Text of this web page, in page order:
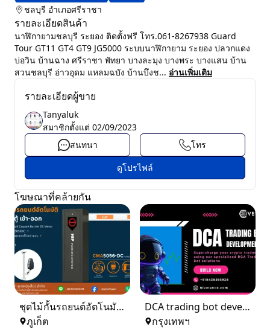
ชลบุรี อำเภอศรีราชา
รายละเอียดสินค้า
นาฬิกายามชลบุรี ระยอง ติดตั้งฟรี โทร.061-8267938 Guard
Tour GT11 GT4 GT9 JG5000 ระบบนาฬิกายาม ระยอง ปลวกแดง
บ่อวิน บ้านฉาง ศรีราชา พัทยา บางละมุง บางพระ บางแสน บ้าน
สวนชลบุรี อ่าวอุดม แหลมฉบัง บ้านบึงช... อ่านเพิ่มเติม
รายละเอียดผู้ขาย
Tanyaluk
สมาชิกตั้งแต่ 02/09/2023
สนทนา
โทร
ดูโปรไฟล์
โฆษณาที่คล้ายกัน
ชุดไม้กั้นรถยนต์อัตโนมัติ 1 ตู้ เข้า - ออก
ภูเก็ต
DCA trading bot development
กรุงเทพฯ